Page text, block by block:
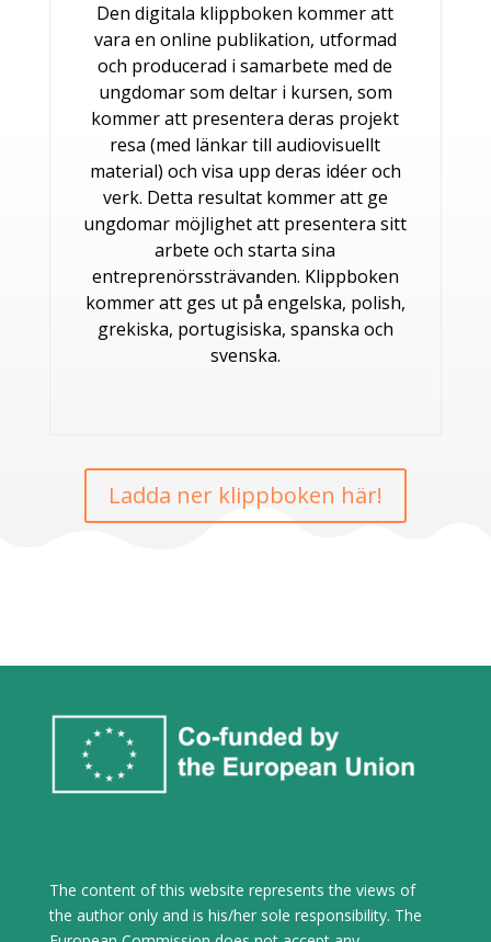
Den digitala klippboken kommer att
vara en online publikation, utformad
och producerad i samarbete med de
ungdomar som deltar i kursen, som
kommer att presentera deras projekt
resa (med länkar till audiovisuellt
material) och visa upp deras idéer och
verk. Detta resultat kommer att ge
ungdomar möjlighet att presentera sitt
arbete och starta sina
entreprenörssträvanden. Klippboken
kommer att ges ut på engelska, polish,
grekiska, portugisiska, spanska och
svenska.
Ladda ner klippboken här!
The content of this website represents the views of
the author only and is his/her sole responsibility. The